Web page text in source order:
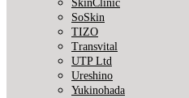
SkinСlinic
SoSkin
TIZO
Transvital
UTP Ltd
Ureshino
Yukinohada